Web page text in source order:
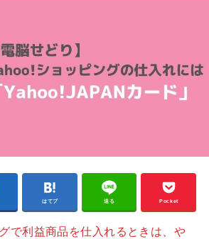
はてブ 送る Pocket
で利益商品を仕入れるときは、や